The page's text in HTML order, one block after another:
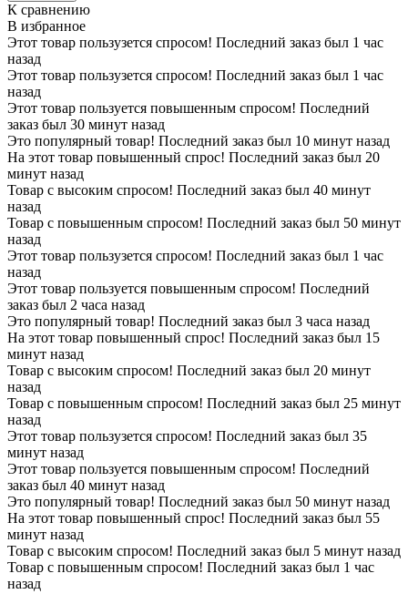
К сравнению
В избранное
Этот товар пользузется спросом! Последний заказ был 1 час
назад
Этот товар пользузется спросом! Последний заказ был 1 час
назад
Этот товар пользуется повышенным спросом! Последний
заказ был 30 минут назад
Это популярный товар! Последний заказ был 10 минут назад
На этот товар повышенный спрос! Последний заказ был 20
минут назад
Товар с высоким спросом! Последний заказ был 40 минут
назад
Товар с повышенным спросом! Последний заказ был 50 минут
назад
Этот товар пользузется спросом! Последний заказ был 1 час
назад
Этот товар пользуется повышенным спросом! Последний
заказ был 2 часа назад
Это популярный товар! Последний заказ был 3 часа назад
На этот товар повышенный спрос! Последний заказ был 15
минут назад
Товар с высоким спросом! Последний заказ был 20 минут
назад
Товар с повышенным спросом! Последний заказ был 25 минут
назад
Этот товар пользузется спросом! Последний заказ был 35
минут назад
Этот товар пользуется повышенным спросом! Последний
заказ был 40 минут назад
Это популярный товар! Последний заказ был 50 минут назад
На этот товар повышенный спрос! Последний заказ был 55
минут назад
Товар с высоким спросом! Последний заказ был 5 минут назад
Товар с повышенным спросом! Последний заказ был 1 час
назад